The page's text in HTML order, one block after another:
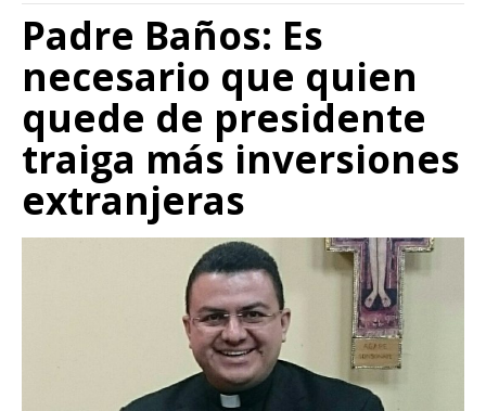
Padre Baños: Es
necesario que quien
quede de presidente
traiga más inversiones
extranjeras